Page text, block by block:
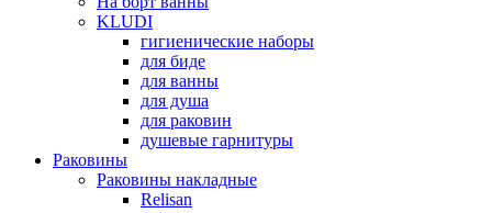
KLUDI
гигиенические наборы
для биде
для ванны
для душа
для раковин
душевые гарнитуры
Раковины
Раковины накладные
Relisan